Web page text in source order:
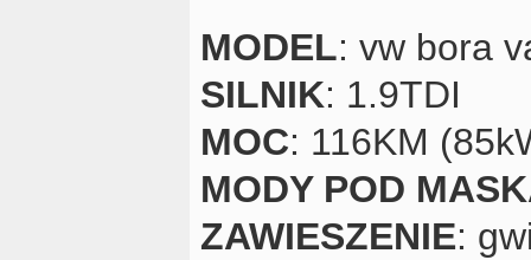
MODEL: vw bora
SILNIK: 1.9TDI
MOC: 116KM
MODY POD
ZAWIESZENIE: